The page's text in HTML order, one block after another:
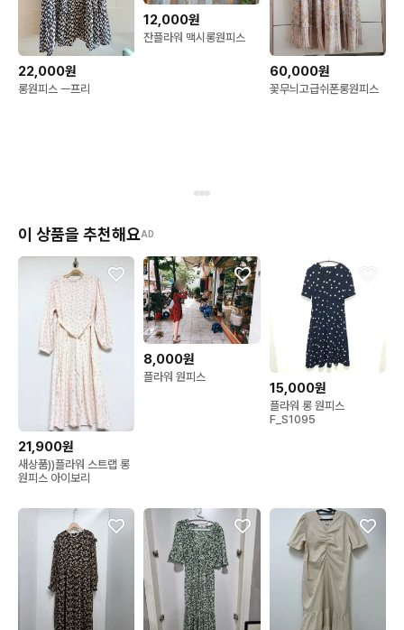
22,000원
롱원피스 ㅡ프리
12,000원
잔플라워 맥시롱원피스
60,000원
꽃무늬고급쉬폰롱원피스
이 상품을 추천해요AD
21,900원
새상품))플라워 스트랩 롱
원피스 아이보리
8,000원
플라워 원피스
15,000원
플라워 롱 원피스
F_S1095